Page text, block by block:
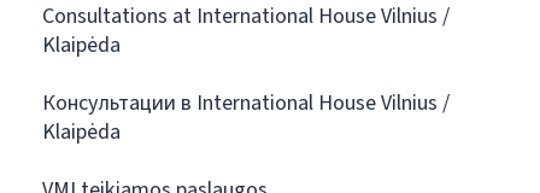
Consultations at International House Vilnius /
Klaipėda
Консультации в International House Vilnius /
Klaipėda